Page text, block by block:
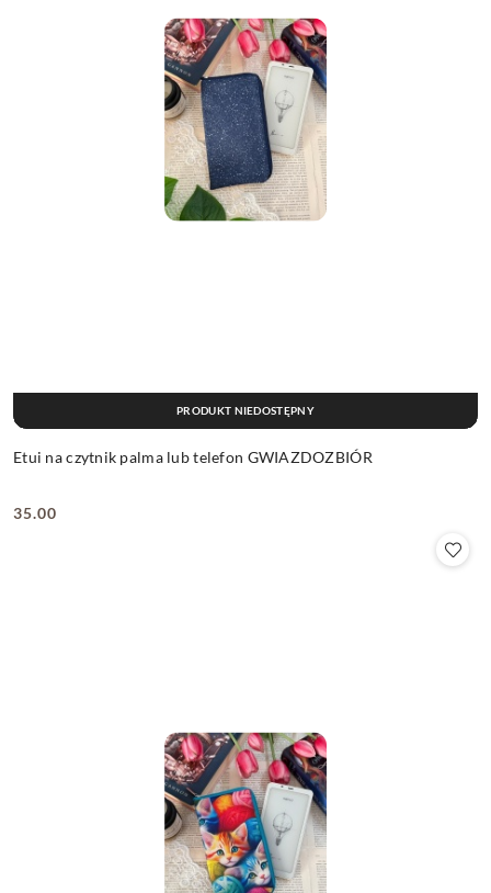
Etui na czytnik palma lub telefon GWIAZDOZBIÓR
Cena:
35.00
PRODUKT NIEDOSTĘPNY